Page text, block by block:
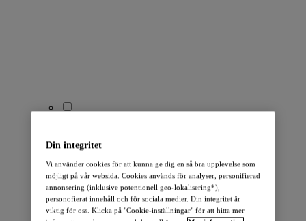
Din integritet
Vi använder cookies för att kunna ge dig en så bra upplevelse som
möjligt på vår websida. Cookies används för analyser, personifierad
annonsering (inklusive potentionell geo-lokalisering*),
personofierat innehåll och för sociala medier. Din integritet är
viktig för oss. Klicka på "Cookie-inställningar" för att hitta mer